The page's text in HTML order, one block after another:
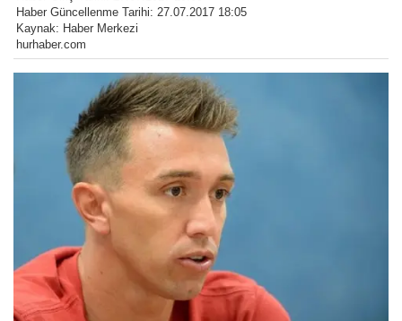
Haber Güncellenme Tarihi: 27.07.2017 18:05
Kaynak: Haber Merkezi
hurhaber.com